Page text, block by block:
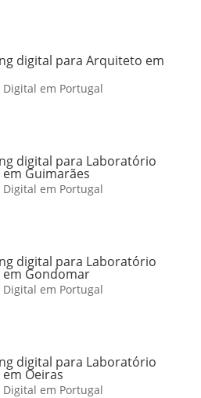
digital para Arquiteto em
em Portugal
digital para Laboratório
em Guimarães
em Portugal
digital para Laboratório
em Gondomar
em Portugal
digital para Laboratório
Oeiras
em Portugal